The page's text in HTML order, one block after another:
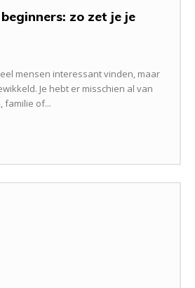
zo zet je je
mensen interessant vinden, maar
Je hebt er misschien al van
familie of...